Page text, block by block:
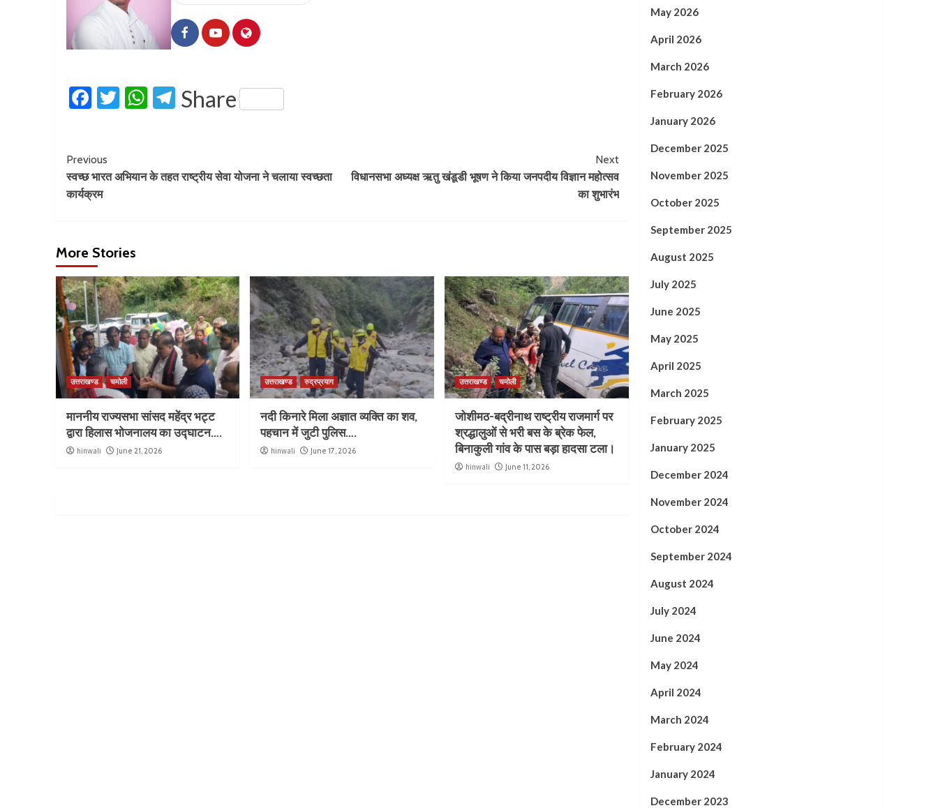
Facebook
Twitter
WhatsApp
Telegram
Share
Previous
स्वच्छ भारत अभियान के तहत राष्ट्रीय सेवा योजना ने चलाया स्वच्छता
कार्यक्रम
Next
विधानसभा अध्यक्ष ऋतु खंडूडी भूषण ने किया जनपदीय विज्ञान महोत्सव
का शुभारंभ
More Stories
उत्तराखण्ड चमोली
माननीय राज्यसभा सांसद महेंद्र भट्ट
द्वारा हिलास भोजनालय का उद्घाटन….
hinwali June 21, 2026
उत्तराखण्ड रुद्रप्रयाग
नदी किनारे मिला अज्ञात व्यक्ति का शव,
पहचान में जुटी पुलिस….
hinwali June 17, 2026
उत्तराखण्ड चमोली
जोशीमठ-बद्रीनाथ राष्ट्रीय राजमार्ग पर
श्रद्धालुओं से भरी बस के ब्रेक फेल,
बिनाकुली गांव के पास बड़ा हादसा टला।
hinwali June 11, 2026
May 2026
April 2026
March 2026
February 2026
January 2026
December 2025
November 2025
October 2025
September 2025
August 2025
July 2025
June 2025
May 2025
April 2025
March 2025
February 2025
January 2025
December 2024
November 2024
October 2024
September 2024
August 2024
July 2024
June 2024
May 2024
April 2024
March 2024
February 2024
January 2024
December 2023